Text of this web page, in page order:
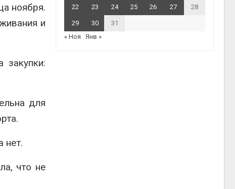
ноября.
и
закупки:
для
нет.
что не
22 23 24 25 26 27 28
29 30
31
« Ноя
Янв »